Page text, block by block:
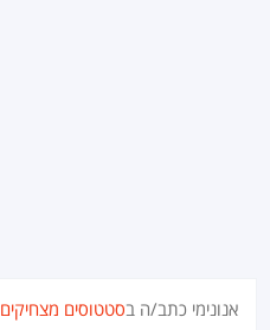
אנונימי כתב/ה בסטטוסים מצחיקים